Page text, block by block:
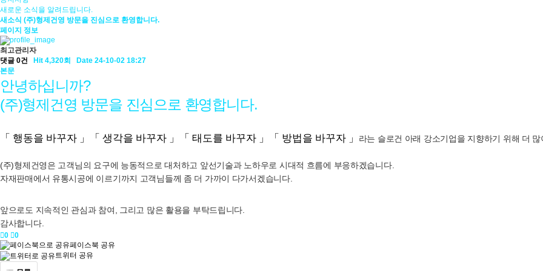
새로운 소식을 알려드립니다.
새소식 (주)형제건영 방문을 진심으로 환영합니다.
페이지 정보
최고관리자
댓글 0건
Hit 4,320회
Date 24-10-02 18:27
본문
안녕하십니까?
(주)형제건영 방문을 진심으로 환영합니다.
「 행동을 바꾸자 」「 생각을 바꾸자 」「 태도를 바꾸자 」「 방법을 바꾸자 」 라는 슬로건 아래 강소기업을 지향하기 위해 더
(주)형제건영은 고객님의 요구에 능동적으로 대처하고 앞선기술과 노하우로 시대적 흐름에 부응하겠습니다.
자재판매에서 유통시공에 이르기까지 고객님들께 좀 더 가까이 다가서겠습니다.
앞으로도 지속적인 관심과 참여, 그리고 많은 활용을 부탁드립니다.
감사합니다.
0
0
페이스북 공유
트위터 공유